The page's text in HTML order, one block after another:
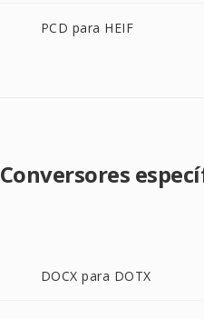
PCD para HEIF
Conversores
DOCX para DOTX